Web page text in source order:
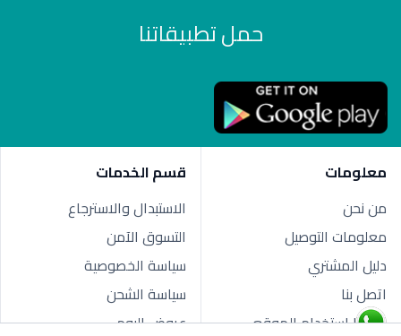
حمل تطبيقاتنا
معلومات
من نحن
معلومات التوصيل
دليل المشتري
اتصل بنا
شروط استخدام الموقع
قسم الخدمات
الاستبدال والاسترجاع
التسوق الآمن
سياسة الخصوصية
سياسة الشحن
عروض اليوم